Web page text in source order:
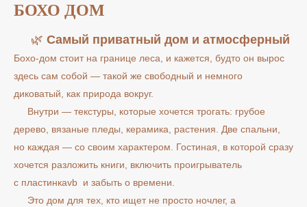
БОХО ДОМ
🌿 Самый приватный дом и атмосферный
Бохо-дом стоит на границе леса, и кажется, будто он вырос
здесь сам собой — такой же свободный и немного
диковатый, как природа вокруг.
Внутри — текстуры, которые хочется трогать: грубое
дерево, вязаные пледы, керамика, растения. Две спальни,
но каждая — со своим характером. Гостиная, в которой сразу
хочется разложить книги, включить проигрыватель
с пластинкаvb и забыть о времени.
Это дом для тех, кто ищет не просто ночлег, а